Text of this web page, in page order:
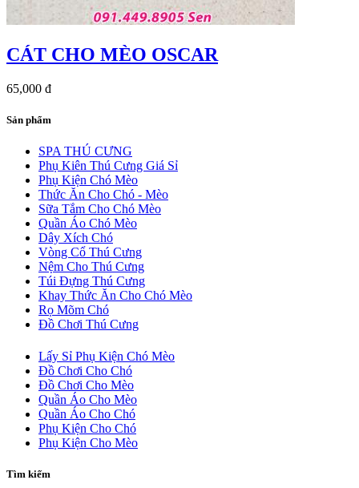
CÁT CHO MÈO OSCAR
65,000 đ
Sản phẩm
SPA THÚ CƯNG
Phụ Kiên Thú Cưng Giá Sỉ
Phụ Kiện Chó Mèo
Thức Ăn Cho Chó - Mèo
Sữa Tắm Cho Chó Mèo
Quần Áo Chó Mèo
Dây Xích Chó
Vòng Cổ Thú Cưng
Nệm Cho Thú Cưng
Túi Đựng Thú Cưng
Khay Thức Ăn Cho Chó Mèo
Rọ Mõm Chó
Đồ Chơi Thú Cưng
Lấy Sỉ Phụ Kiện Chó Mèo
Đồ Chơi Cho Chó
Đồ Chơi Cho Mèo
Quần Áo Cho Mèo
Quần Áo Cho Chó
Phụ Kiện Cho Chó
Phụ Kiện Cho Mèo
Tìm kiếm